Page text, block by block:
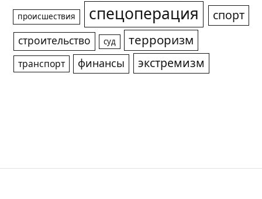
происшествия спецоперация спорт
строительство суд терроризм
транспорт финансы экстремизм